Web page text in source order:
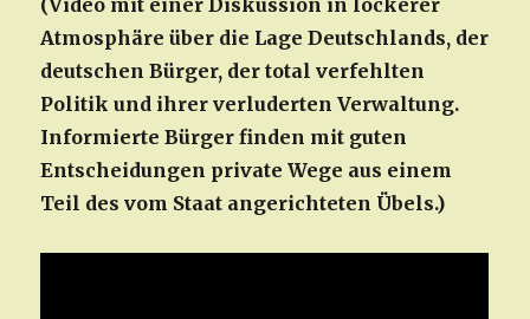
(Video mit einer Diskussion in lockerer
Atmosphäre über die Lage Deutschlands, der
deutschen Bürger, der total verfehlten
Politik und ihrer verluderten Verwaltung.
Informierte Bürger finden mit guten
Entscheidungen private Wege aus einem
Teil des vom Staat angerichteten Übels.)